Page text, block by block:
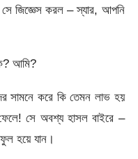
সে জিজ্ঞেস করল – স্যার, আপনি
আমি?
সামনে করে কি তেমন লাভ হয়
সে অবশ্য হাসল বাইরে –
হয়ে যান।